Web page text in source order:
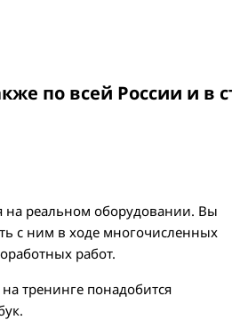
по всей России и в
на реальном оборудовании. Вы
с ним в ходе многочисленных
работ.
тренинге понадобится